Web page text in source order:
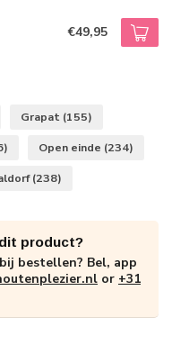
€49,95
Grapat (155)
Open einde (234)
(238)
product?
bestellen? Bel, app
or +31